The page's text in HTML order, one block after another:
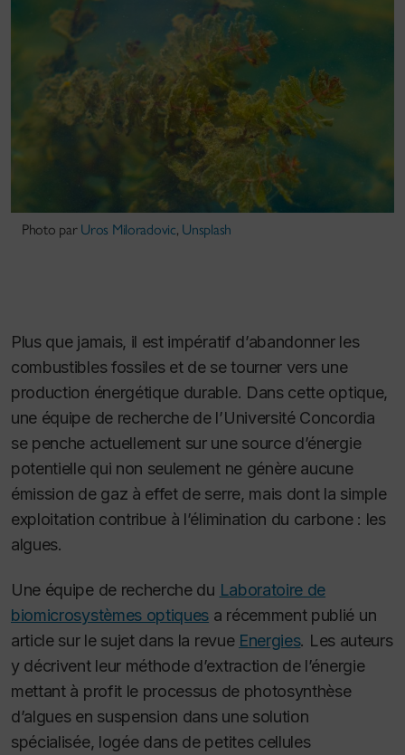
Photo par Uros Miloradovic, Unsplash
Plus que jamais, il est impératif d’abandonner les
combustibles fossiles et de se tourner vers une
production énergétique durable. Dans cette optique,
une équipe de recherche de l’Université Concordia
se penche actuellement sur une source d’énergie
potentielle qui non seulement ne génère aucune
émission de gaz à effet de serre, mais dont la simple
exploitation contribue à l’élimination du carbone : les
algues.
Une équipe de recherche du Laboratoire de
biomicrosystèmes optiques a récemment publié un
article sur le sujet dans la revue Energies. Les auteurs
y décrivent leur méthode d’extraction de l’énergie
mettant à profit le processus de photosynthèse
d’algues en suspension dans une solution
spécialisée, logée dans de petites cellules